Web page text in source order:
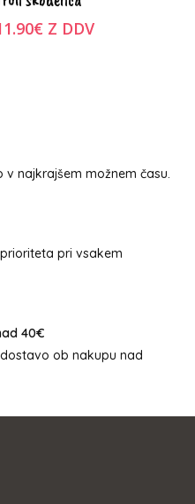
na
možnosti
€ Z DDV
v najkrajšem možnem času.
pri vsakem
40€
ob nakupu nad